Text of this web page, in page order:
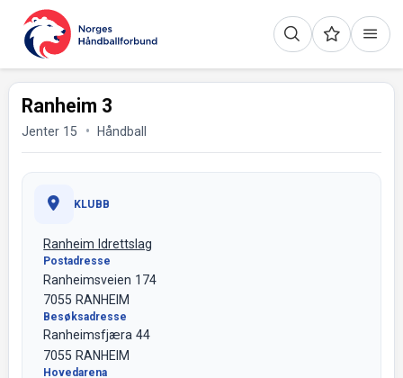
Ranheim 3
Jenter 15 Håndball
KLUBB
Ranheim Idrettslag
Postadresse
Ranheimsveien 174
7055 RANHEIM
Besøksadresse
Ranheimsfjæra 44
7055 RANHEIM
Hovedarena